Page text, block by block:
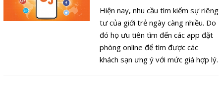
Hiện nay, nhu cầu tìm kiếm sự riêng
tư của giới trẻ ngày càng nhiều. Do
đó họ ưu tiên tìm đến các app đặt
phòng online để tìm được các
khách sạn ưng ý với mức giá hợp lý.